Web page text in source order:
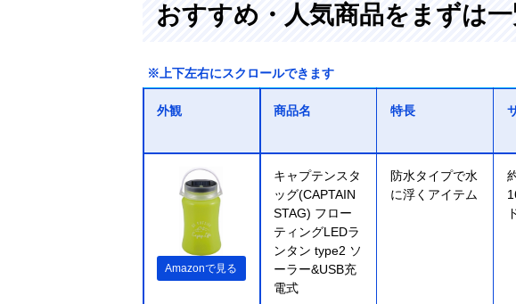
おすすめ・人気商品をまずは
※上下左右にスクロールできます
外観 商品名 特長
Amazonで見る
キャプテンスタ
ッグ(CAPTAIN
STAG) フロー
ティングLEDラ
ンタン type2 ソ
ーラー&USB充
電式
防水タイプで水
に浮くアイテム